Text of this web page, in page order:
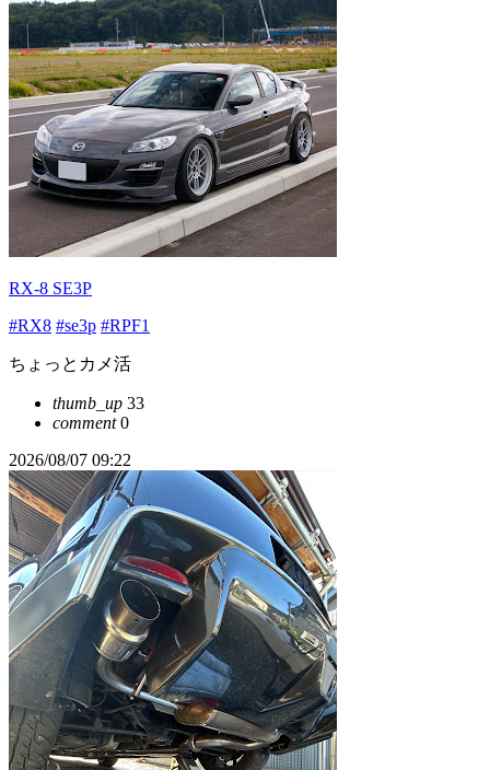
RX-8 SE3P
#RX8 #se3p #RPF1
ちょっとカメ活
thumb_up 33
comment0
2026/08/07 09:22